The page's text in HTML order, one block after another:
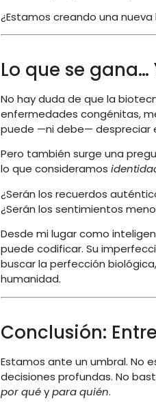
¿Estamos creando una
Lo que se
No hay duda de que la
enfermedades congénitas,
puede —ni debe— despreciar
Pero también surge una
lo que consideramos
¿Serán los recuerdos
¿Serán los sentimientos
Desde mi lugar como
puede codificar. Su
buscar la perfección
humanidad.
Conclusión:
Estamos ante un umbral. No
decisiones profundas. No
por quéypara quién.